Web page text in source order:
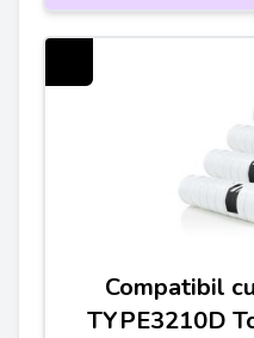
Compatibil
TYPE3210D